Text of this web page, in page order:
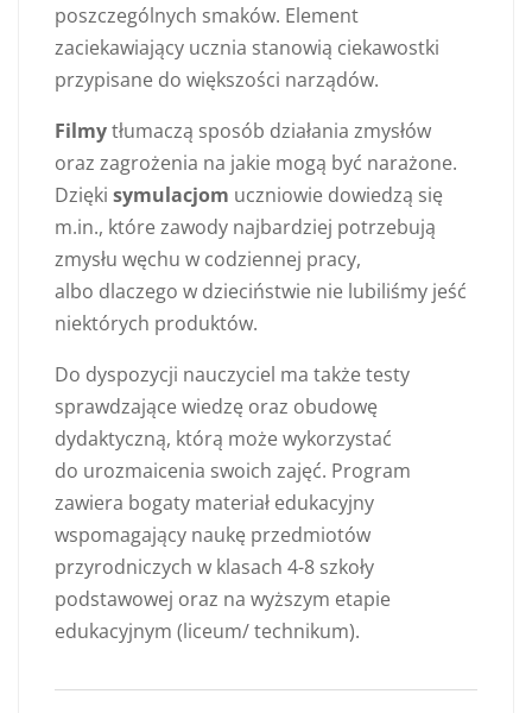
poszczególnych smaków. Element
zaciekawiający ucznia stanowią ciekawostki
przypisane do większości narządów.
Filmytłumaczą sposób działania zmysłów
oraz zagrożenia na jakie mogą być narażone.
Dzięki symulacjom uczniowie dowiedzą się
m.in., które zawody najbardziej potrzebują
zmysłu węchu w codziennej pracy,
albo dlaczego w dzieciństwie nie lubiliśmy jeść
niektórych produktów.
Do dyspozycji nauczyciel ma także testy
sprawdzające wiedzę oraz obudowę
dydaktyczną, którą może wykorzystać
do urozmaicenia swoich zajęć. Program
zawiera bogaty materiał edukacyjny
wspomagający naukę przedmiotów
przyrodniczych w klasach 4-8 szkoły
podstawowej oraz na wyższym etapie
edukacyjnym (liceum/ technikum).